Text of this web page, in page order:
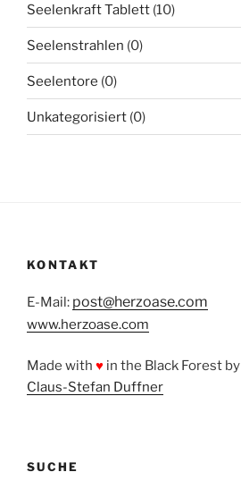
Seelenkraft Tablett (10)
Seelenstrahlen (0)
Seelentore (0)
Unkategorisiert (0)
KONTAKT
E-Mail: post@herzoase.com
www.herzoase.com
Made with ♥ in the Black Forest by
Claus-Stefan Duffner
SUCHE